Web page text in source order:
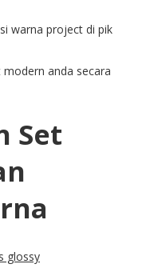
anda secara
Set